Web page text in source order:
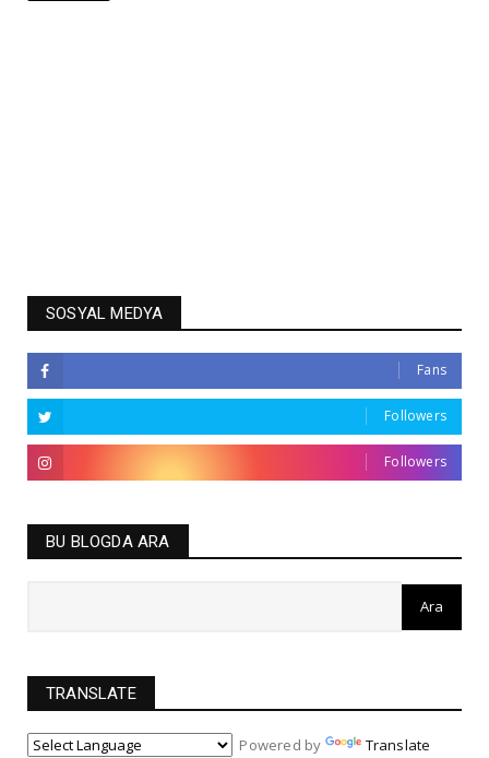
SOSYAL MEDYA
Fans
Followers
Followers
BU BLOGDA ARA
TRANSLATE
Powered by Translate